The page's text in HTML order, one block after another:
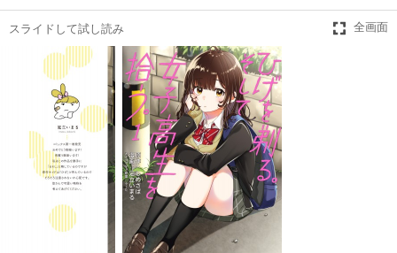
スライドして試し読み 全画面